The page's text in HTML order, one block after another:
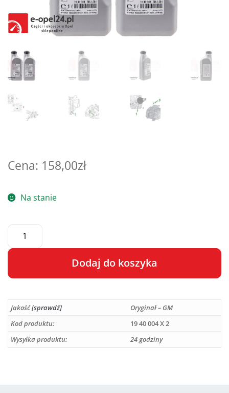
158,00zł
Na stanie
Dodaj do koszyka
t
e
Jakość[sprawdź]
Oryginał – GM
Kod produktu:
19 40 004 X 2
Wysyłka produktu:
24 godziny